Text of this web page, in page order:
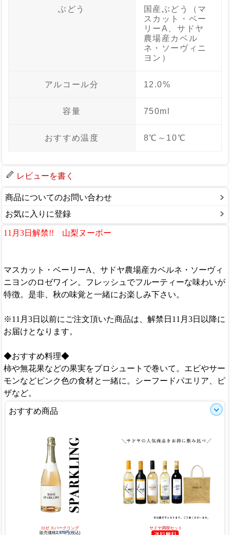
ぶどう
国産ぶどう（マ
スカット・ベー
リーA、サドヤ
農場産カベル
ネ・ソーヴィニ
ヨン）
アルコール分 12.0%
容量 750ml
おすすめ温度 8℃～10℃
レビューを書く
商品についてのお問い合わせ
お気に入りに登録
11月3日解禁!! 山梨ヌーボー
マスカット・ベーリーA、サドヤ農場産カベルネ・ソーヴィ
ニヨンのロゼワイン。フレッシュでフルーティーな味わいが
特徴。是非、秋の味覚と一緒にお楽しみ下さい。
※11月3日以前にご注文頂いた商品は、解禁日11月3日以降に
お届けとなります。
◆おすすめ料理◆
柿や無花果などの果実をプロシュートで巻いて。エビやサー
モンなどピンク色の食材と一緒に。シーフードパエリア、ピ
ザなど。
おすすめ商品
ロゼ スパークリング
販売価格2,970円(税込)
サドヤ満喫セット